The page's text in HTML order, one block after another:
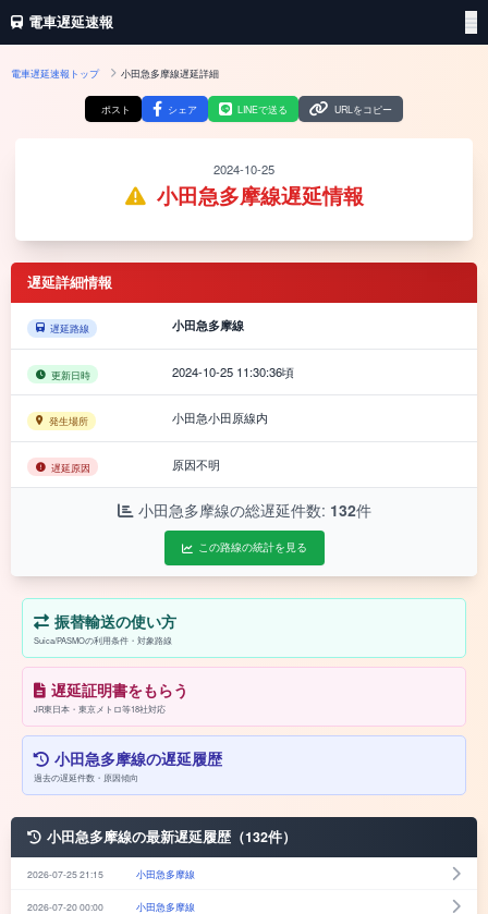
電車遅延速報
電車遅延速報トップ 小田急多摩線遅延詳細
ポスト シェア LINEで送る URLをコピー
2024-10-25
小田急多摩線遅延情報
遅延詳細情報
遅延路線 小田急多摩線
更新日時 2024-10-25 11:30:36頃
発生場所 小田急小田原線内
遅延原因 原因不明
小田急多摩線の総遅延件数: 132件
この路線の統計を見る
振替輸送の使い方
Suica/PASMOの利用条件・対象路線
遅延証明書をもらう
JR東日本・東京メトロ等18社対応
小田急多摩線の遅延履歴
過去の遅延件数・原因傾向
小田急多摩線の最新遅延履歴（132件）
2026-07-25 21:15 小田急多摩線
2026-07-20 00:00 小田急多摩線